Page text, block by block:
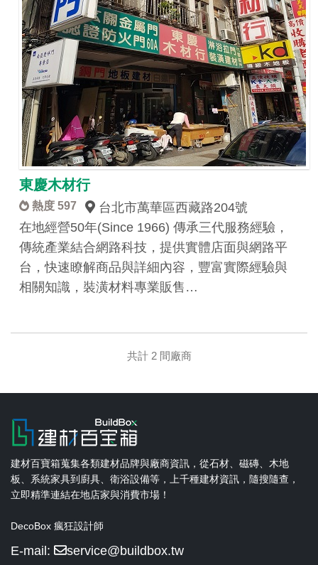
東慶木材行
熱度 597
台北市萬華區西藏路204號
在地經營50年(Since 1966) 傳承三代服務經驗，
傳統產業結合網路科技，提供實體店面與網路平
台，快速瞭解商品與詳細內容，豐富實際經驗與
相關知識，裝潢材料專業販售…
共計 2 間廠商
建材百寶箱蒐集各類建材品牌與廠商資訊，從石材、磁磚、木地
板、系統家具到廚具、衛浴設備等，上千種建材資訊，隨搜隨查，
立即精準連結在地店家與消費市場！
DecoBox 瘋狂設計師
E-mail: service@buildbox.tw